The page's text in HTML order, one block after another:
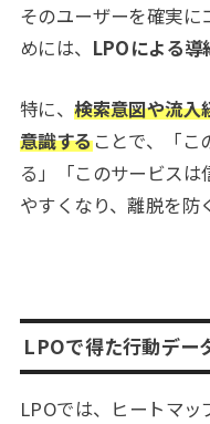
そのユーザーを確実に
めには、 LPOによる導
特に、検索意図や流入
意識することで、「こ
る」「このサービス
やすくなり、離脱を防
LPOで得た行動デー
LPOでは、ヒートマ